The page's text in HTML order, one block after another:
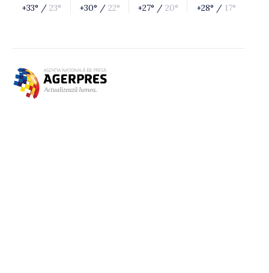
+33° / 23° +30° / 22° +27° / 20° +28° / 17°